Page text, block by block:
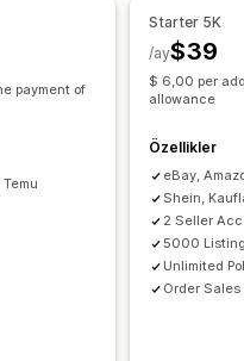
E-posta uyarıları
İçe ve dışa veri aktarma
durum
payment of
Starter 5K
$39
/ay
$ 6,00 per
allowance
Özellikler
eBay,
Shein,
2 Seller
5000
Unlimited
Order